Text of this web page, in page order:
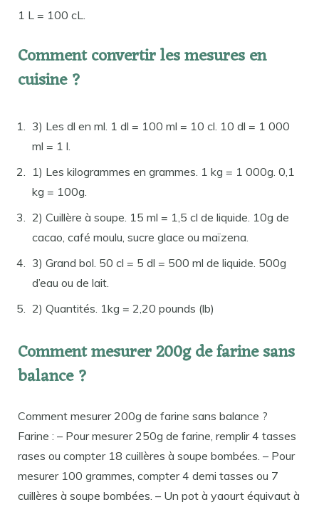
1 L = 100 cL.
Comment convertir les mesures en
cuisine ?
3) Les dl en ml. 1 dl = 100 ml = 10 cl. 10 dl = 1 000
ml = 1 l.
1) Les kilogrammes en grammes. 1 kg = 1 000g. 0,1
kg = 100g.
2) Cuillère à soupe. 15 ml = 1,5 cl de liquide. 10g de
cacao, café moulu, sucre glace ou maïzena.
3) Grand bol. 50 cl = 5 dl = 500 ml de liquide. 500g
d’eau ou de lait.
2) Quantités. 1kg = 2,20 pounds (lb)
Comment mesurer 200g de farine sans
balance ?
Comment mesurer 200g de farine sans balance ?
Farine : – Pour mesurer 250g de farine, remplir 4 tasses
rases ou compter 18 cuillères à soupe bombées. – Pour
mesurer 100 grammes, compter 4 demi tasses ou 7
cuillères à soupe bombées. – Un pot à yaourt équivaut à